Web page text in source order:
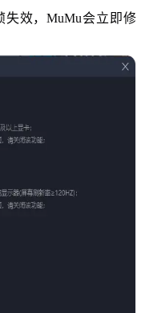
效，MuMu会立即修